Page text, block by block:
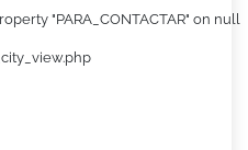
"PARA_CONTACTAR" on null